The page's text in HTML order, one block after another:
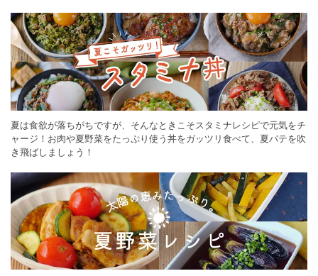
夏は食欲が落ちがちですが、そんなときこそスタミナレシピで元気をチ
ャージ！お肉や夏野菜をたっぷり使う丼をガッツリ食べて、夏バテを吹
き飛ばしましょう！